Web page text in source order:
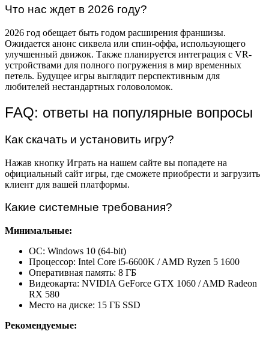
Что нас ждет в 2026 году?
2026 год обещает быть годом расширения франшизы.
Ожидается анонс сиквела или спин-оффа, использующего
улучшенный движок. Также планируется интеграция с VR-
устройствами для полного погружения в мир временных
петель. Будущее игры выглядит перспективным для
любителей нестандартных головоломок.
FAQ: ответы на популярные вопросы
Как скачать и установить игру?
Нажав кнопку Играть на нашем сайте вы попадете на
официальный сайт игры, где сможете приобрести и загрузить
клиент для вашей платформы.
Какие системные требования?
Минимальные:
ОС: Windows 10 (64-bit)
Процессор: Intel Core i5-6600K / AMD Ryzen 5 1600
Оперативная память: 8 ГБ
Видеокарта: NVIDIA GeForce GTX 1060 / AMD Radeon
RX 580
Место на диске: 15 ГБ SSD
Рекомендуемые: